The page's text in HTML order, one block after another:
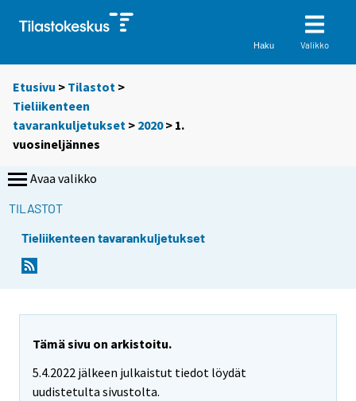
Haku Valikko
Etusivu > Tilastot >
Tieliikenteen
tavarankuljetukset > 2020> 1.
vuosineljännes
Avaa valikko
TILASTOT
Tieliikenteen tavarankuljetukset
Tämä sivu on arkistoitu.
5.4.2022 jälkeen julkaistut tiedot löydät
uudistetulta sivustolta.